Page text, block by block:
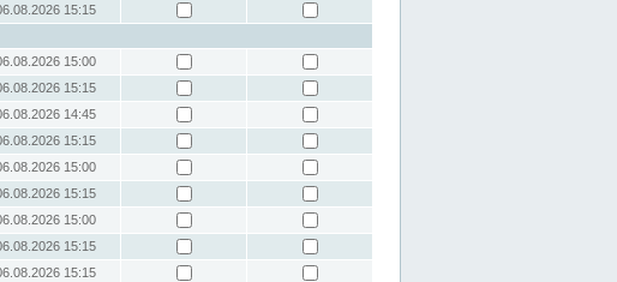
15:15
15:00
15:15
14:45
15:15
15:00
15:15
15:00
15:15
15:15